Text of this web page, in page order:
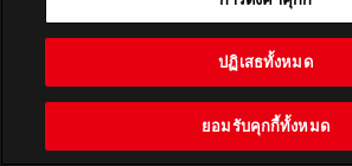
ปฏิเสธทั้งหมด
ยอมรับคุกกี้ทั้งหมด